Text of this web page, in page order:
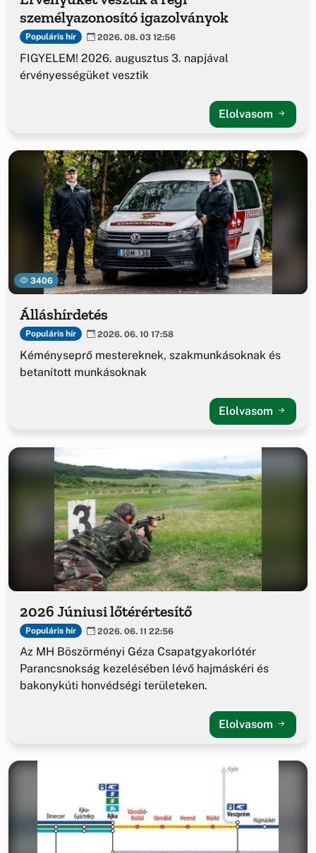
személyazonosító igazolványok
Populáris hír 2026. 08. 03 12:56
FIGYELEM! 2026. augusztus 3. napjával
érvényességüket vesztik
Elolvasom
3406
Álláshírdetés
Populáris hír 2026. 06. 10 17:58
Kéményseprő mestereknek, szakmunkásoknak és
betanított munkásoknak
Elolvasom
2026 Júniusi lőtérértesítő
Populáris hír 2026. 06. 11 22:56
Az MH Böszörményi Géza Csapatgyakorlótér
Parancsnokság kezelésében lévő hajmáskéri és
bakonykúti honvédségi területeken.
Elolvasom